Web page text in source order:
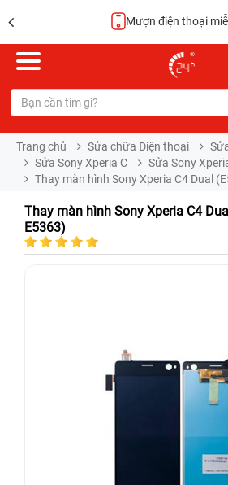
Mượn điện thoại miễn phí
Trang chủ Sửa chữa Điện thoại
Sửa Sony Xperia C
Sửa Sony
Thay màn hình Sony Xperia C4 Dual
Thay màn hình Sony Xperia C4
E5363)